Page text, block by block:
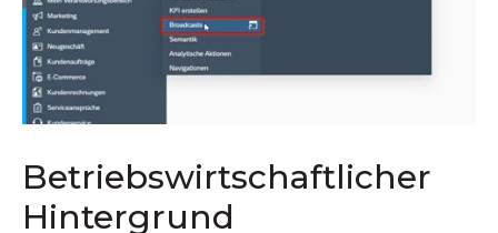
Betriebswirtschaftlicher
Hintergrund